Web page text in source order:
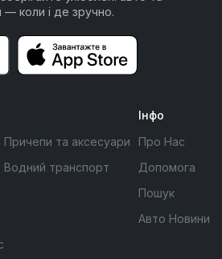
— коли і де зручно.
Причепи та аксесуари
Водний транспорт
Інфо
Про Нас
Допомога
Пошук
Авто Новини